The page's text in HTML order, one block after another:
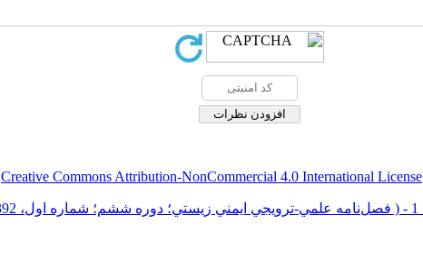
Creative Commons Attribution-NonCommercial 4.0 International License